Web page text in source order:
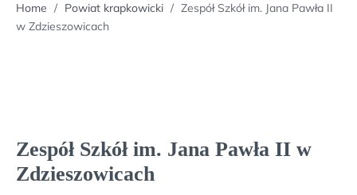
Home / Powiat krapkowicki / Zespół Szkół im. Jana Pawła II
w Zdzieszowicach
Zespół Szkół im. Jana Pawła II w
Zdzieszowicach